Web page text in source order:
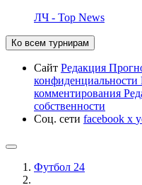
ЛЧ - Top News
Ко всем турнирам
Сайт Редакция
конфиденциальности
комментирования
собственности
Соц. сети facebook x
Футбол 24